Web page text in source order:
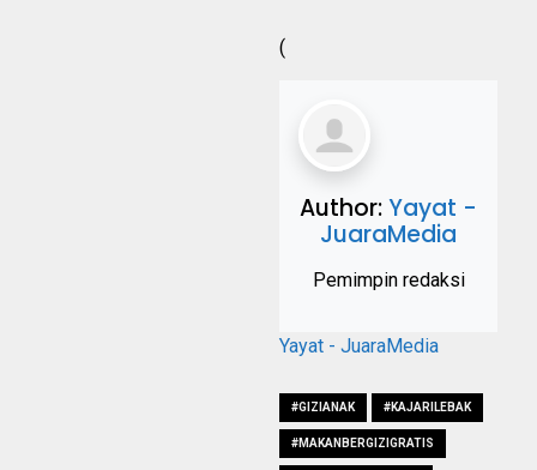
(
Author:Yayat -
JuaraMedia
Pemimpin redaksi
Yayat - JuaraMedia
#GIZIANAK #KAJARILEBAK
#MAKANBERGIZIGRATIS